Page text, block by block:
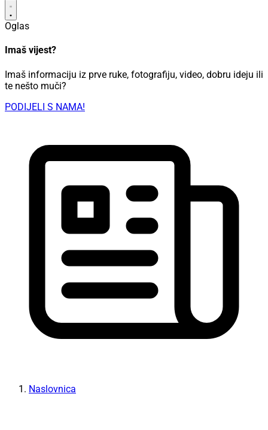
Oglas
Imaš vijest?
Imaš informaciju iz prve ruke, fotografiju, video, dobru ideju ili
te nešto muči?
PODIJELI S NAMA!
Naslovnica